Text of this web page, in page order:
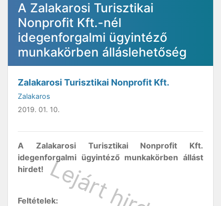
A Zalakarosi Turisztikai
Nonprofit Kft.-nél
idegenforgalmi ügyintéző
munkakörben álláslehetőség
Zalakarosi Turisztikai Nonprofit Kft.
Zalakaros
2019. 01. 10.
A Zalakarosi Turisztikai Nonprofit Kft.
idegenforgalmi ügyintéző munkakörben állást
hirdet!
Feltételek: